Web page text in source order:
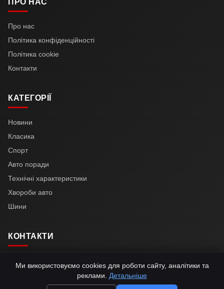
ПРО НАС
Про нас
Політика конфіденційності
Політика cookie
Контакти
КАТЕГОРІЇ
Новини
Класика
Спорт
Авто поради
Технічні характеристики
Хвороби авто
Шини
КОНТАКТИ
Ми використовуємо cookies для роботи сайту, аналітики та
реклами. Детальніше